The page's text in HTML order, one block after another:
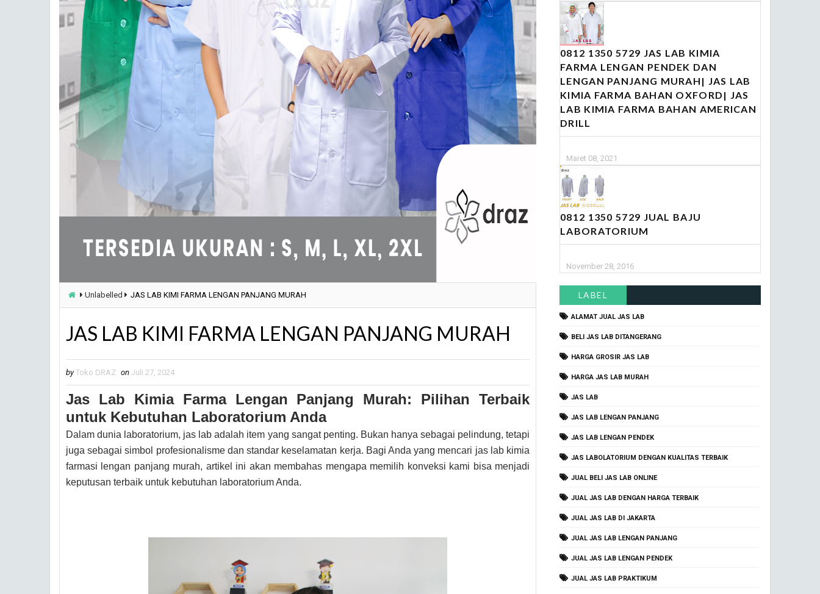
Unlabelled JAS LAB KIMI FARMA LENGAN PANJANG MURAH
JAS LAB KIMI FARMA LENGAN PANJANG MURAH
by Toko DRAZ on Juli 27, 2024
Jas Lab Kimia Farma Lengan Panjang Murah: Pilihan Terbaik
untuk Kebutuhan Laboratorium Anda
Dalam dunia laboratorium, jas lab adalah item yang sangat penting. Bukan hanya sebagai pelindung, tetapi
juga sebagai simbol profesionalisme dan standar keselamatan kerja. Bagi Anda yang mencari jas lab kimia
farmasi lengan panjang murah, artikel ini akan membahas mengapa memilih konveksi kami bisa menjadi
keputusan terbaik untuk kebutuhan laboratorium Anda.
0812 1350 5729 JAS LAB KIMIA
FARMA LENGAN PENDEK DAN
LENGAN PANJANG MURAH| JAS LAB
KIMIA FARMA BAHAN OXFORD| JAS
LAB KIMIA FARMA BAHAN AMERICAN
DRILL
Maret 08, 2021
0812 1350 5729 JUAL BAJU
LABORATORIUM
November 28, 2016
LABEL
ALAMAT JUAL JAS LAB
BELI JAS LAB DITANGERANG
HARGA GROSIR JAS LAB
HARGA JAS LAB MURAH
JAS LAB
JAS LAB LENGAN PANJANG
JAS LAB LENGAN PENDEK
JAS LABOLATORIUM DENGAN KUALITAS TERBAIK
JUAL BELI JAS LAB ONLINE
JUAL JAS LAB DENGAN HARGA TERBAIK
JUAL JAS LAB DI JAKARTA
JUAL JAS LAB LENGAN PANJANG
JUAL JAS LAB LENGAN PENDEK
JUAL JAS LAB PRAKTIKUM